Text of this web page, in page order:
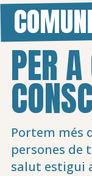
PER
Portem més
persones de
salut estigui